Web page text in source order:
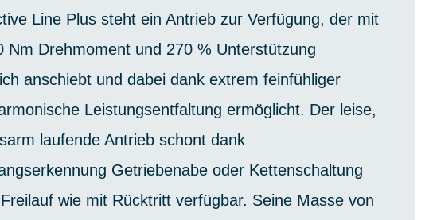
Line Plus steht ein Antrieb zur Verfügung, der mit
Nm Drehmoment und 270 % Unterstützung
anschiebt und dabei dank extrem feinfühliger
Leistungsentfaltung ermöglicht. Der leise,
laufende Antrieb schont dank
Getriebenabe oder Kettenschaltung
wie mit Rücktritt verfügbar. Seine Masse von